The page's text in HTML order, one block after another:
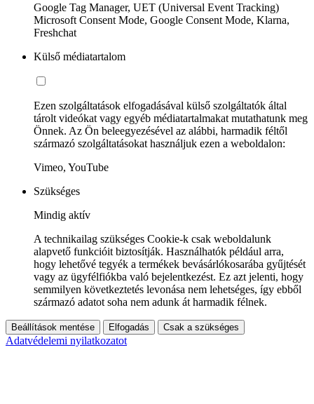
Google Tag Manager, UET (Universal Event Tracking)
Microsoft Consent Mode, Google Consent Mode, Klarna,
Freshchat
Külső médiatartalom
Ezen szolgáltatások elfogadásával külső szolgáltatók által
tárolt videókat vagy egyéb médiatartalmakat mutathatunk meg
Önnek. Az Ön beleegyezésével az alábbi, harmadik féltől
származó szolgáltatásokat használjuk ezen a weboldalon:
Vimeo, YouTube
Szükséges
Mindig aktív
A technikailag szükséges Cookie-k csak weboldalunk
alapvető funkcióit biztosítják. Használhatók például arra,
hogy lehetővé tegyék a termékek bevásárlókosarába gyűjtését
vagy az ügyfélfiókba való bejelentkezést. Ez azt jelenti, hogy
semmilyen következtetés levonása nem lehetséges, így ebből
származó adatot soha nem adunk át harmadik félnek.
Beállítások mentése Elfogadás Csak a szükséges
Adatvédelemi nyilatkozatot